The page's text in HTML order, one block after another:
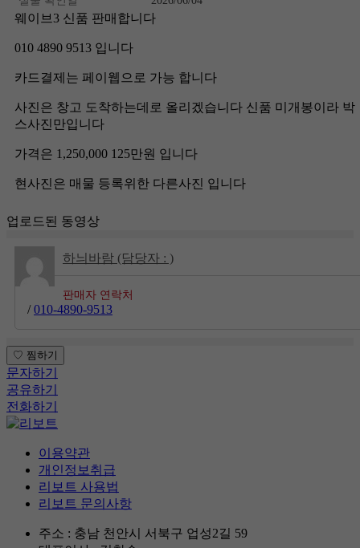
웨이브3 신품 판매합니다
010 4890 9513 입니다
카드결제는 페이웹으로 가능 합니다
사진은 창고 도착하는데로 올리겠습니다 신품 미개봉이라 박
스사진만입니다
가격은 1,250,000 125만원 입니다
현사진은 매물 등록위한 다른사진 입니다
업로드된 동영상
하늬바람 (담당자 : )
판매자 연락처
/010-4890-9513
문자하기
공유하기
전화하기
이용약관
개인정보취급
리보트 사용법
리보트 문의사항
주소 : 충남 천안시 서북구 업성2길 59